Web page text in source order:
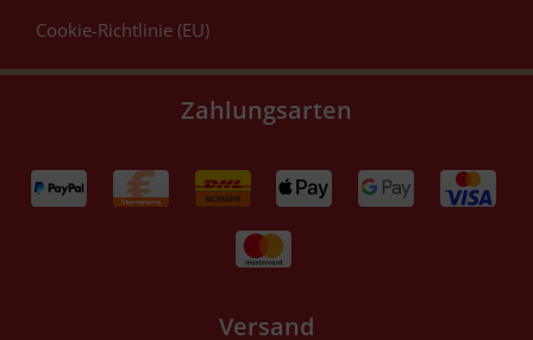
Cookie-Richtlinie (EU)
Zahlungsarten
Versand